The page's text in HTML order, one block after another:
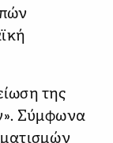
της
Σύμφωνα